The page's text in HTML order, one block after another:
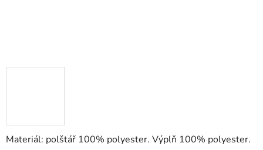
Materiál: polštář 100% polyester. Výplň 100% polyester.